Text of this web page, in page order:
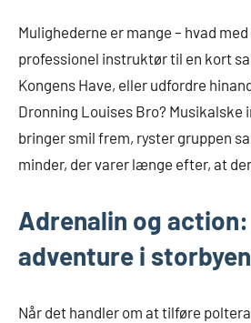
Mulighederne er mange – hvad
professionel instruktør til en kort
Kongens Have, eller udfordre
Dronning Louises Bro? Musikalske
bringer smil frem, ryster gruppen
minder, der varer længe efter, at
Adrenalin og
adventure i storbyen
Når det handler om at tilføre